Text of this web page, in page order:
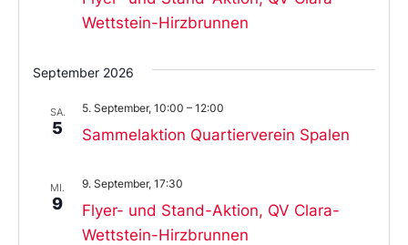
Wettstein-Hirzbrunnen
September 2026
SA.
5 Sammelaktion Quartierverein Spalen
5. September, 10:00 – 12:00
MI.
9
Flyer- und Stand-Aktion, QV Clara-
Wettstein-Hirzbrunnen
9. September, 17:30